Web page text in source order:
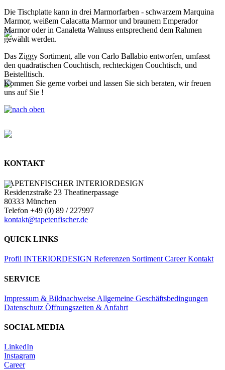
Die Tischplatte kann in drei Marmorfarben - schwarzem Marquina
Marmor, weißem Calacatta Marmor und braunem Emperador
Marmor oder in Canaletta Walnuss entsprechend dem Rahmen
gewählt werden.
Das Ziggy Sortiment, alle von Carlo Ballabio entworfen, umfasst
den quadratischen Couchtisch, rechteckigen Couchtisch, und
Beistelltisch.
Kommen Sie gerne vorbei und lassen Sie sich beraten, wir freuen
uns auf Sie !
KONTAKT
TAPETENFISCHER INTERIORDESIGN
Residenzstraße 23 Theatinerpassage
80333 München
Telefon +49 (0) 89 / 227997
kontakt@tapetenfischer.de
QUICK LINKS
Profil INTERIORDESIGN Referenzen Sortiment CareerKontakt
SERVICE
Impressum & Bildnachweise Allgemeine Geschäftsbedingungen
Datenschutz Öffnungszeiten & Anfahrt
SOCIAL MEDIA
LinkedIn
Instagram
Career